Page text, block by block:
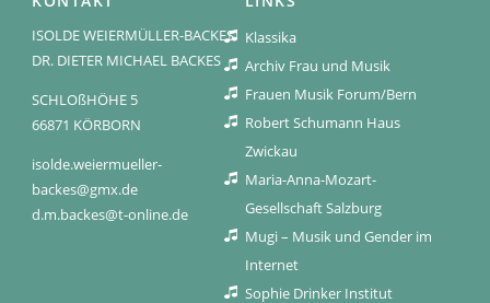
ISOLDE WEIERMÜLLER-BACKES
DR. DIETER MICHAEL BACKES
SCHLOßHÖHE 5
66871 KÖRBORN
isolde.weiermueller-
backes@gmx.de
d.m.backes@t-online.de
Klassika
Archiv Frau und Musik
Frauen Musik Forum/Bern
Robert Schumann Haus
Zwickau
Maria-Anna-Mozart-
Gesellschaft Salzburg
Mugi – Musik und Gender im
Internet
Sophie Drinker Institut